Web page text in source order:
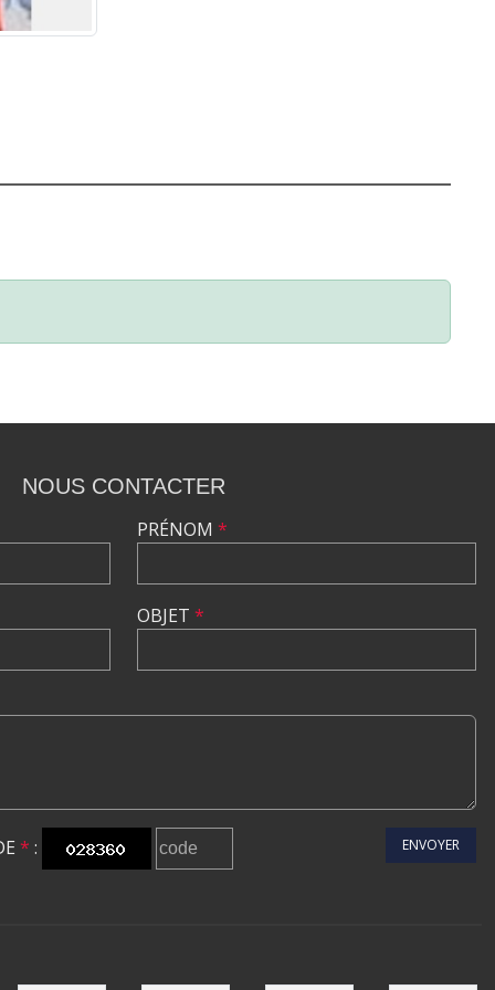
NOUS CONTACTER
PRÉNOM *
OBJET *
* : ENVOYER